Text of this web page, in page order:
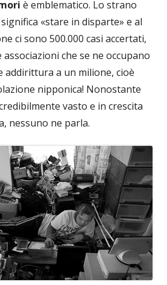
è emblematico. Lo strano
«stare in disparte» e al
ci sono 500.000 casi accertati,
che se ne occupano
a un milione, cioè
nipponica! Nonostante
vasto e in crescita
nessuno ne parla.